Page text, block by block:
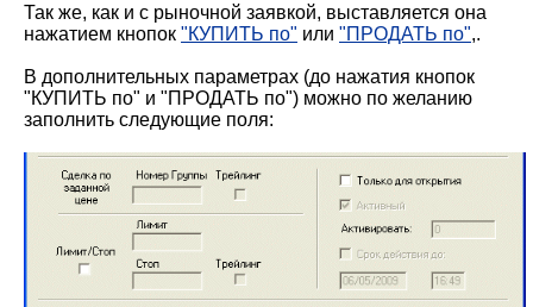
Так же, как и с рыночной заявкой, выставляется она
нажатием кнопок "КУПИТЬ по" или "ПРОДАТЬ по",.
В дополнительных параметрах (до нажатия кнопок
"КУПИТЬ по" и "ПРОДАТЬ по") можно по желанию
заполнить следующие поля: